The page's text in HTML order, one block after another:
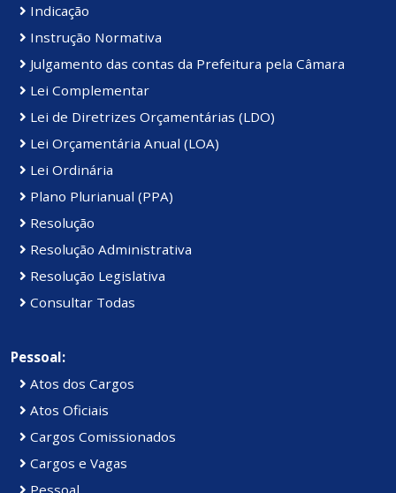
Indicação
Instrução Normativa
Julgamento das contas da Prefeitura pela Câmara
Lei Complementar
Lei de Diretrizes Orçamentárias (LDO)
Lei Orçamentária Anual (LOA)
Lei Ordinária
Plano Plurianual (PPA)
Resolução
Resolução Administrativa
Resolução Legislativa
Consultar Todas
Pessoal:
Atos dos Cargos
Atos Oficiais
Cargos Comissionados
Cargos e Vagas
Pessoal